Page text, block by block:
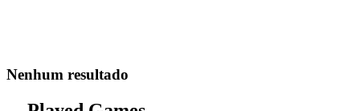
Nenhum resultado